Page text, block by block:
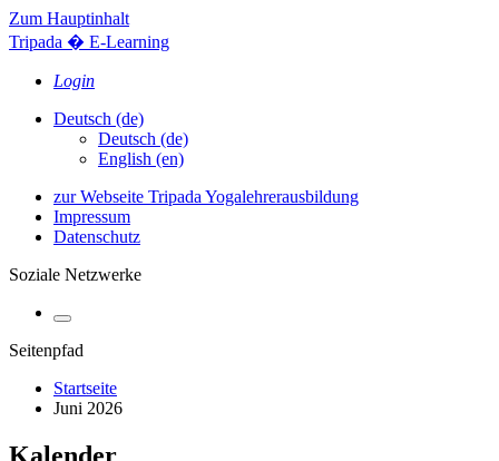
Zum Hauptinhalt
Tripada � E-Learning
Login
Deutsch ‎(de)‎
Deutsch ‎(de)‎
English ‎(en)‎
zur Webseite Tripada Yogalehrerausbildung
Impressum
Datenschutz
Soziale Netzwerke
Seitenpfad
Startseite
Juni 2026